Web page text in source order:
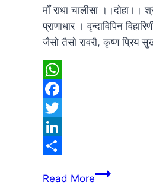
माँ राधा चालीसा ।।दोहा।।
प्राणाधार । वृन्दाविपिन
जैसो तैसो रावरौ, कृष्ण प्रिय
WhatsApp
Facebook
Twitter
LinkedIn
Read Moreमाँ